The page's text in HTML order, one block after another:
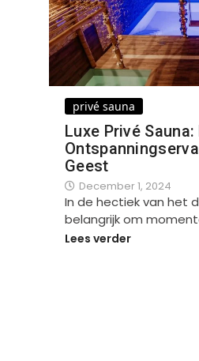
privé sauna
Luxe Privé
Geest
December 1, 2024
In de hectiek van het
belangrijk om
Lees verder